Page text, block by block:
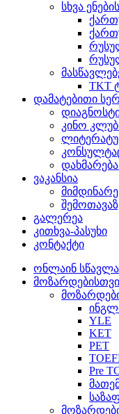
სხვა
TKT
დამატებითი
კინო
ვაკანსია
მიმდინარე
გალერეა
კითხვა-პასუხი
კონტაქტი
ონლაინ სწავლა
YLE
KET
PET
Pre